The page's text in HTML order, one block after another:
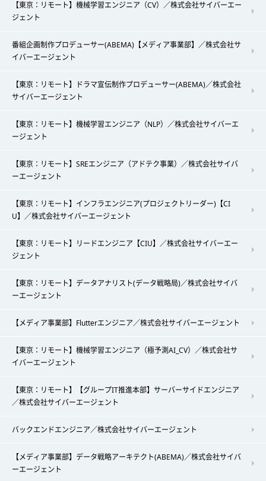
【東京：リモート】機械学習エンジニア（CV）／株式会社サイバーエー
ジェント
番組企画制作プロデューサー(ABEMA)【メディア事業部】／株式会社サ
イバーエージェント
【東京：リモート】ドラマ宣伝制作プロデューサー(ABEMA)／株式会社
サイバーエージェント
【東京：リモート】機械学習エンジニア（NLP）／株式会社サイバーエ
ージェント
【東京：リモート】SREエンジニア（アドテク事業）／株式会社サイバ
ーエージェント
【東京：リモート】インフラエンジニア(プロジェクトリーダー)【CI
U】／株式会社サイバーエージェント
【東京：リモート】リードエンジニア【CIU】／株式会社サイバーエー
ジェント
【東京：リモート】データアナリスト(データ戦略局)／株式会社サイバ
ーエージェント
【メディア事業部】Flutterエンジニア／株式会社サイバーエージェント
【東京：リモート】機械学習エンジニア（極予測AI_CV）／株式会社サ
イバーエージェント
【東京：リモート】【グループIT推進本部】サーバーサイドエンジニア
／株式会社サイバーエージェント
バックエンドエンジニア／株式会社サイバーエージェント
【メディア事業部】データ戦略アーキテクト(ABEMA)／株式会社サイバ
ーエージェント